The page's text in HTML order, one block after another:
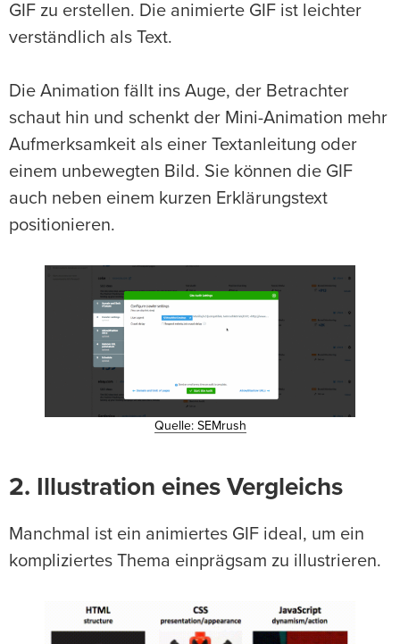
GIF zu erstellen. Die animierte GIF ist leichter
verständlich als Text.
Die Animation fällt ins Auge, der Betrachter
schaut hin und schenkt der Mini-Animation mehr
Aufmerksamkeit als einer Textanleitung oder
einem unbewegten Bild. Sie können die GIF
auch neben einem kurzen Erklärungstext
positionieren.
Quelle: SEMrush
2. Illustration eines Vergleichs
Manchmal ist ein animiertes GIF ideal, um ein
kompliziertes Thema einprägsam zu illustrieren.